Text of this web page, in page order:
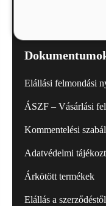
Elállási felmondási
ÁSZF – Vásárlási
Kommentelési
Adatvédelmi
Árkötött termékek
Elállás a szerződéstől